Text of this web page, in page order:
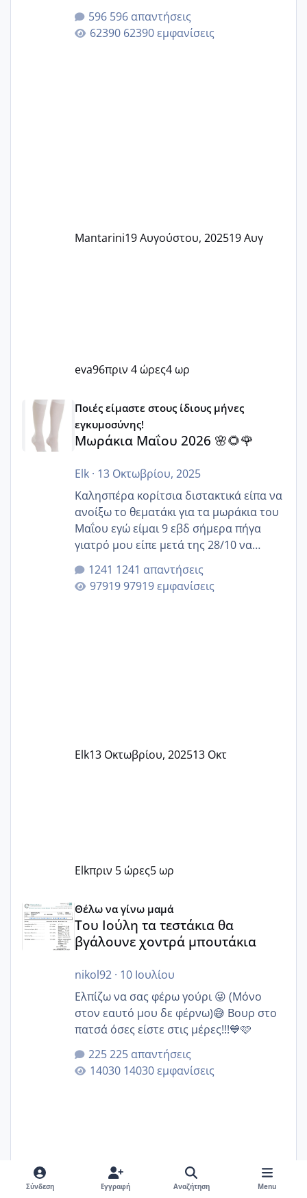
596 απαντήσεις
62390 εμφανίσεις
Mantarini19 Αυγούστου, 202519 Αυγ
eva96πριν 4 ώρες4 ωρ
Μωράκια Μαΐου 2026 🌸🌻🌹
Ποιές είμαστε στους ίδιους μήνες
εγκυμοσύνης!
Μωράκια Μαΐου 2026 🌸🌻🌹
Elk· 13 Οκτωβρίου, 2025
Καλησπέρα κορίτσια διστακτικά είπα να
ανοίξω το θεματάκι για τα μωράκια του
Μαΐου εγώ είμαι 9 εβδ σήμερα πήγα
γιατρό μου είπε μετά της 28/10 να
κλείσω ραντεβού για την αυχενική είναι
καμιά άλλη κοπέλα να γεννάει Μάιο ;;
1241 απαντήσεις
97919 εμφανίσεις
Elk13 Οκτωβρίου, 202513 Οκτ
Elkπριν 5 ώρες5 ωρ
Θέλω να γίνω μαμά
Του Ιούλη τα τεστάκια θα
βγάλουνε χοντρά μπουτάκια
nikol92· 10 Ιουλίου
Ελπίζω να σας φέρω γούρι 😜 (Μόνο
στον εαυτό μου δε φέρνω)😅 Βουρ στο
πατσά όσες είστε στις μέρες!!!💙🩷
225 απαντήσεις
14030 εμφανίσεις
Σύνδεση Εγγραφή Αναζήτηση Menu